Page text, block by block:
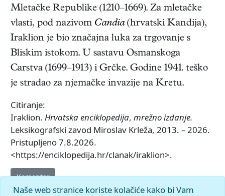
Mletačke Republike (1210–1669). Za mletačke
vlasti, pod nazivom Candia(hrvatski Kandija),
Iraklion je bio značajna luka za trgovanje s
Bliskim istokom. U sastavu Osmanskoga
Carstva (1699–1913) i Grčke. Godine 1941. teško
je stradao za njemačke invazije na Kretu.
Citiranje:
Iraklion. Hrvatska enciklopedija, mrežno izdanje.
Leksikografski zavod Miroslav Krleža, 2013. – 2026.
Pristupljeno 7.8.2026.
<https://enciklopedija.hr/clanak/iraklion>.
Komentar
Naše web stranice koriste kolačiće kako bi Vam